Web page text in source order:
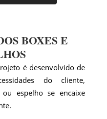
BOXES E
é desenvolvido de
do cliente,
espelho se encaixe